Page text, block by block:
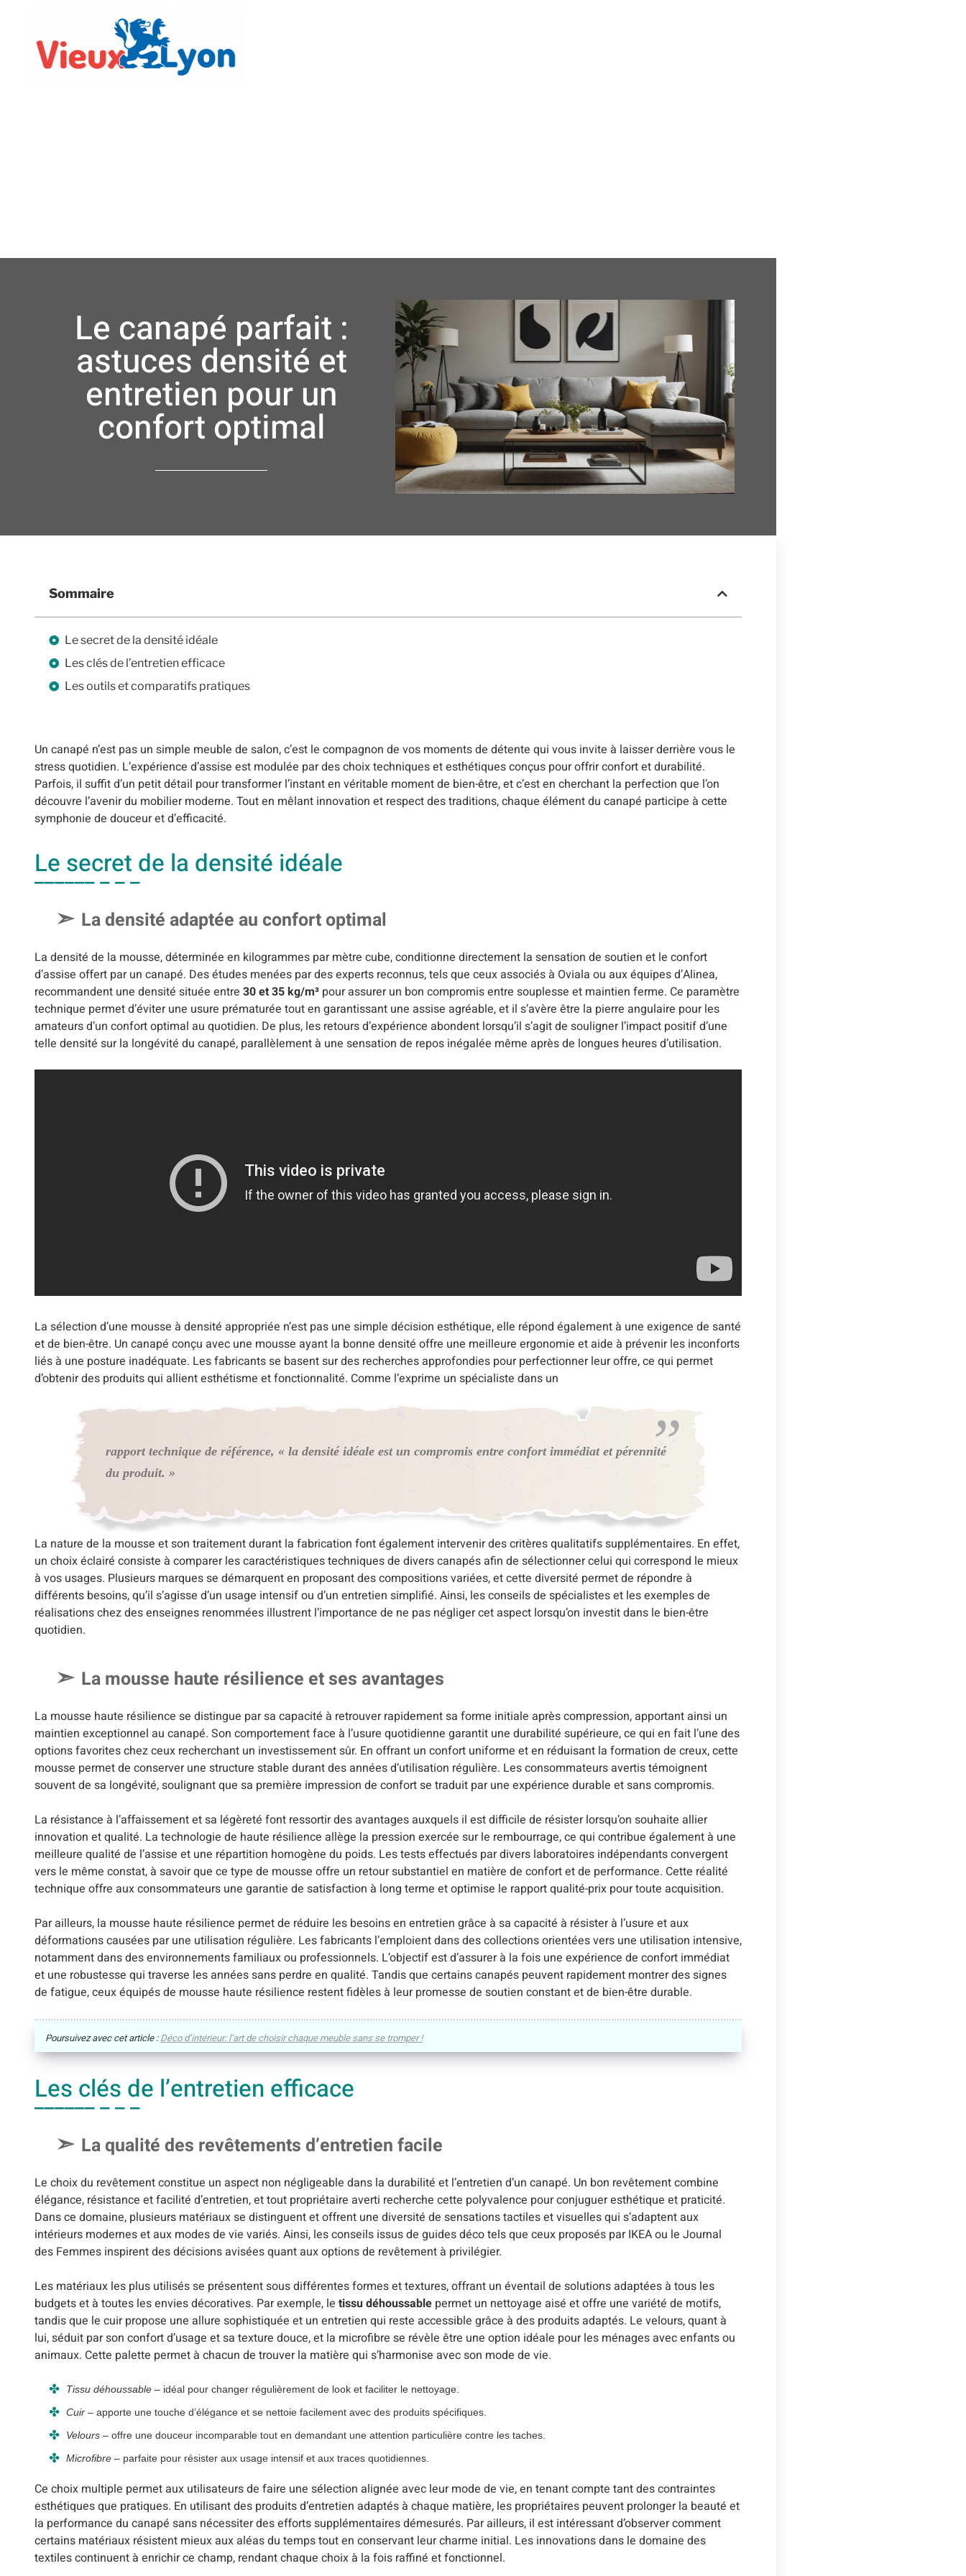
Le canapé parfait :
astuces densité et
entretien pour un
confort optimal
Sommaire
Le secret de la densité idéale
Les clés de l’entretien efficace
Les outils et comparatifs pratiques
Un canapé n’est pas un simple meuble de salon, c’est le compagnon de vos moments de détente qui vous invite à laisser derrière vous le
stress quotidien. L’expérience d’assise est modulée par des choix techniques et esthétiques conçus pour offrir confort et durabilité.
Parfois, il suffit d’un petit détail pour transformer l’instant en véritable moment de bien-être, et c’est en cherchant la perfection que l’on
découvre l’avenir du mobilier moderne. Tout en mêlant innovation et respect des traditions, chaque élément du canapé participe à cette
symphonie de douceur et d’efficacité.
Le secret de la densité idéale
La densité adaptée au confort optimal
La densité de la mousse, déterminée en kilogrammes par mètre cube, conditionne directement la sensation de soutien et le confort
d’assise offert par un canapé. Des études menées par des experts reconnus, tels que ceux associés à Oviala ou aux équipes d’Alinea,
recommandent une densité située entre 30 et 35 kg/m³ pour assurer un bon compromis entre souplesse et maintien ferme. Ce paramètre
technique permet d’éviter une usure prématurée tout en garantissant une assise agréable, et il s’avère être la pierre angulaire pour les
amateurs d’un confort optimal au quotidien. De plus, les retours d’expérience abondent lorsqu’il s’agit de souligner l’impact positif d’une
telle densité sur la longévité du canapé, parallèlement à une sensation de repos inégalée même après de longues heures d’utilisation.
La sélection d’une mousse à densité appropriée n’est pas une simple décision esthétique, elle répond également à une exigence de santé
et de bien-être. Un canapé conçu avec une mousse ayant la bonne densité offre une meilleure ergonomie et aide à prévenir les inconforts
liés à une posture inadéquate. Les fabricants se basent sur des recherches approfondies pour perfectionner leur offre, ce qui permet
d’obtenir des produits qui allient esthétisme et fonctionnalité. Comme l’exprime un spécialiste dans un
rapport technique de référence, « la densité idéale est un compromis entre confort immédiat et pérennité
du produit. »
La nature de la mousse et son traitement durant la fabrication font également intervenir des critères qualitatifs supplémentaires. En effet,
un choix éclairé consiste à comparer les caractéristiques techniques de divers canapés afin de sélectionner celui qui correspond le mieux
à vos usages. Plusieurs marques se démarquent en proposant des compositions variées, et cette diversité permet de répondre à
différents besoins, qu’il s’agisse d’un usage intensif ou d’un entretien simplifié. Ainsi, les conseils de spécialistes et les exemples de
réalisations chez des enseignes renommées illustrent l’importance de ne pas négliger cet aspect lorsqu’on investit dans le bien-être
quotidien.
La mousse haute résilience et ses avantages
La mousse haute résilience se distingue par sa capacité à retrouver rapidement sa forme initiale après compression, apportant ainsi un
maintien exceptionnel au canapé. Son comportement face à l’usure quotidienne garantit une durabilité supérieure, ce qui en fait l’une des
options favorites chez ceux recherchant un investissement sûr. En offrant un confort uniforme et en réduisant la formation de creux, cette
mousse permet de conserver une structure stable durant des années d’utilisation régulière. Les consommateurs avertis témoignent
souvent de sa longévité, soulignant que sa première impression de confort se traduit par une expérience durable et sans compromis.
La résistance à l’affaissement et sa légèreté font ressortir des avantages auxquels il est difficile de résister lorsqu’on souhaite allier
innovation et qualité. La technologie de haute résilience allège la pression exercée sur le rembourrage, ce qui contribue également à une
meilleure qualité de l’assise et une répartition homogène du poids. Les tests effectués par divers laboratoires indépendants convergent
vers le même constat, à savoir que ce type de mousse offre un retour substantiel en matière de confort et de performance. Cette réalité
technique offre aux consommateurs une garantie de satisfaction à long terme et optimise le rapport qualité-prix pour toute acquisition.
Par ailleurs, la mousse haute résilience permet de réduire les besoins en entretien grâce à sa capacité à résister à l’usure et aux
déformations causées par une utilisation régulière. Les fabricants l’emploient dans des collections orientées vers une utilisation intensive,
notamment dans des environnements familiaux ou professionnels. L’objectif est d’assurer à la fois une expérience de confort immédiat
et une robustesse qui traverse les années sans perdre en qualité. Tandis que certains canapés peuvent rapidement montrer des signes
de fatigue, ceux équipés de mousse haute résilience restent fidèles à leur promesse de soutien constant et de bien-être durable.
Poursuivez avec cet article :Déco d’intérieur: l’art de choisir chaque meuble sans se tromper !
Les clés de l’entretien efficace
La qualité des revêtements d’entretien facile
Le choix du revêtement constitue un aspect non négligeable dans la durabilité et l’entretien d’un canapé. Un bon revêtement combine
élégance, résistance et facilité d’entretien, et tout propriétaire averti recherche cette polyvalence pour conjuguer esthétique et praticité.
Dans ce domaine, plusieurs matériaux se distinguent et offrent une diversité de sensations tactiles et visuelles qui s’adaptent aux
intérieurs modernes et aux modes de vie variés. Ainsi, les conseils issus de guides déco tels que ceux proposés par IKEA ou le Journal
des Femmes inspirent des décisions avisées quant aux options de revêtement à privilégier.
Les matériaux les plus utilisés se présentent sous différentes formes et textures, offrant un éventail de solutions adaptées à tous les
budgets et à toutes les envies décoratives. Par exemple, le tissu déhoussable permet un nettoyage aisé et offre une variété de motifs,
tandis que le cuir propose une allure sophistiquée et un entretien qui reste accessible grâce à des produits adaptés. Le velours, quant à
lui, séduit par son confort d’usage et sa texture douce, et la microfibre se révèle être une option idéale pour les ménages avec enfants ou
animaux. Cette palette permet à chacun de trouver la matière qui s’harmonise avec son mode de vie.
Tissu déhoussable – idéal pour changer régulièrement de look et faciliter le nettoyage.
Cuir – apporte une touche d’élégance et se nettoie facilement avec des produits spécifiques.
Velours – offre une douceur incomparable tout en demandant une attention particulière contre les taches.
Microfibre – parfaite pour résister aux usage intensif et aux traces quotidiennes.
Ce choix multiple permet aux utilisateurs de faire une sélection alignée avec leur mode de vie, en tenant compte tant des contraintes
esthétiques que pratiques. En utilisant des produits d’entretien adaptés à chaque matière, les propriétaires peuvent prolonger la beauté et
la performance du canapé sans nécessiter des efforts supplémentaires démesurés. Par ailleurs, il est intéressant d’observer comment
certains matériaux résistent mieux aux aléas du temps tout en conservant leur charme initial. Les innovations dans le domaine des
textiles continuent à enrichir ce champ, rendant chaque choix à la fois raffiné et fonctionnel.